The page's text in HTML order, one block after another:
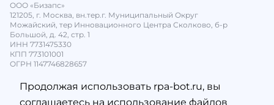
ООО «Бизапс»
121205, г. Москва, вн.тер.г. Муниципальный Округ
Можайский, тер Инновационного Центра Сколково, б-р
Большой, д. 42, стр. 1
ИНН 7731475330
КПП 773101001
ОГРН 1147746828657
Продолжая использовать rpa-bot.ru, вы
соглашаетесь на использование файлов